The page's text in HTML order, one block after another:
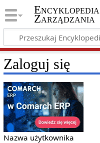
Encyklopedia
Zarządzania
Zaloguj się
Nazwa użytkownika